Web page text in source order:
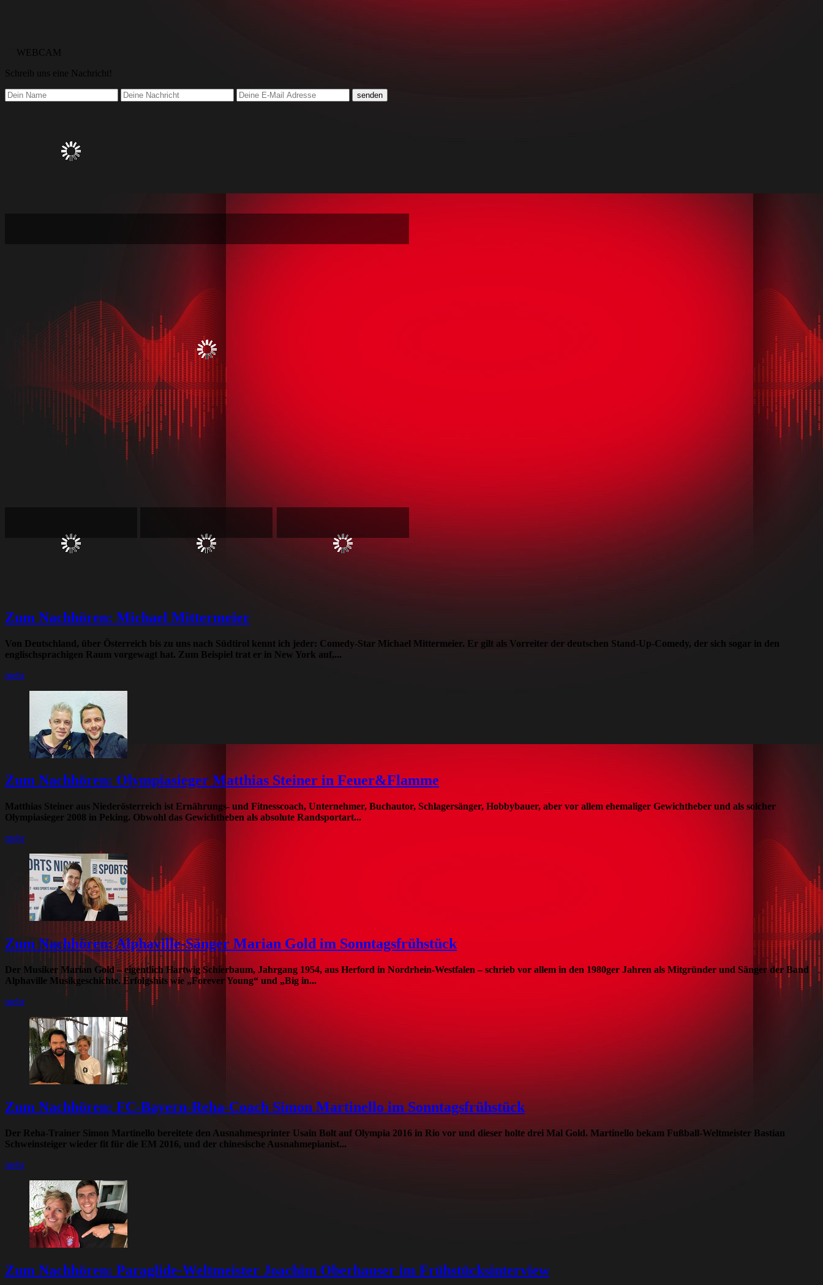
WEBCAM
Schreib uns eine Nachricht !
Zum Nachhören: Michael Mittermeier
Von Deutschland, über Österreich bis zu uns nach Südtirol kennt ich jeder: Comedy-Star Michael Mittermeier. Er gilt als Vorreiter der deutschen Stand-Up-Comedy, der sich sogar in den
englischsprachigen Raum vorgewagt hat. Zum Beispiel trat er in New York auf,...
mehr
Zum Nachhören: Olympiasieger Matthias Steiner in Feuer&Flamme
Matthias Steiner aus Niederösterreich ist Ernährungs- und Fitnesscoach, Unternehmer, Buchautor, Schlagersänger, Hobbybauer, aber vor allem ehemaliger Gewichtheber und als solcher
Olympiasieger 2008 in Peking. Obwohl das Gewichtheben als absolute Randsportart...
mehr
Zum Nachhören: Alphaville-Sänger Marian Gold im Sonntagsfrühstück
Der Musiker Marian Gold – eigentlich Hartwig Schierbaum, Jahrgang 1954, aus Herford in Nordrhein-Westfalen – schrieb vor allem in den 1980ger Jahren als Mitgründer und Sänger der Band
Alphaville Musikgeschichte. Erfolgshits wie „Forever Young“ und „Big in...
mehr
Zum Nachhören: FC-Bayern-Reha-Coach Simon Martinello im Sonntagsfrühstück
Der Reha-Trainer Simon Martinello bereitete den Ausnahmesprinter Usain Bolt auf Olympia 2016 in Rio vor und dieser holte drei Mal Gold. Martinello bekam Fußball-Weltmeister Bastian
Schweinsteiger wieder fit für die EM 2016, und der chinesische Ausnahmepianist...
mehr
Zum Nachhören: Paraglide-Weltmeister Joachim Oberhauser im Frühstücksinterview